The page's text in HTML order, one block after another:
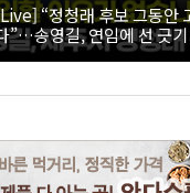
그동안 고생 많이 했
송영길, 연임에 선 긋기 | 26.08.08
민주당 당대표·최고위원